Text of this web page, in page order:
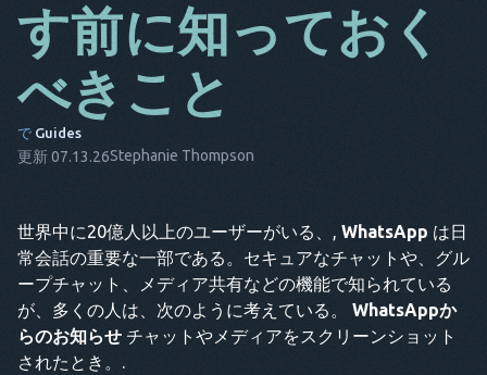
NL
す前に知っておく
べきこと
で Guides
更新 07.13.26Stephanie Thompson
世界中に20億人以上のユーザーがいる、, WhatsApp は日
常会話の重要な一部である。セキュアなチャットや、グル
ープチャット、メディア共有などの機能で知られている
が、多くの人は、次のように考えている。 WhatsAppか
らのお知らせ チャットやメディアをスクリーンショット
されたとき。.